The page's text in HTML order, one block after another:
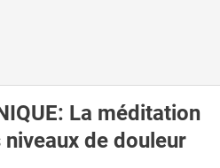
La méditation
de douleur